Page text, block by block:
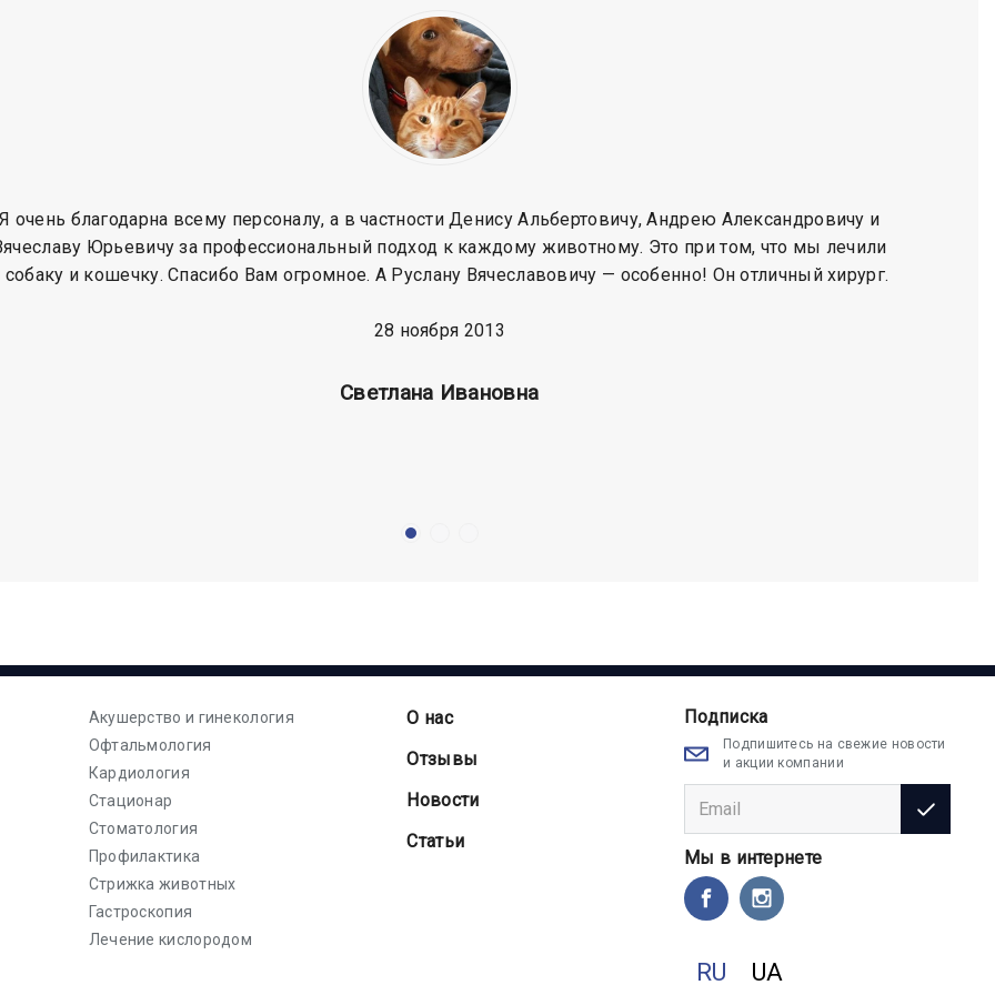
Я очень благодарна всему персоналу, а в частности Денису Альбертовичу, Андрею Александровичу и
Юрьевичу за профессиональный подход к каждому животному. Это при том, что мы лечили
собаку и кошечку. Спасибо Вам огромное. А Руслану Вячеславовичу — особенно! Он отличный хирург.
28 ноября 2013
Cветлана Ивановна
Подписка
Подпишитесь на свежие новости
и акции компании
Мы в интернете
RU UA
Акушерство и гинекология
Офтальмология
Кардиология
Стационар
Стоматология
Профилактика
Стрижка животных
Гастроскопия
Лечение кислородом
О нас
Отзывы
Новости
Статьи